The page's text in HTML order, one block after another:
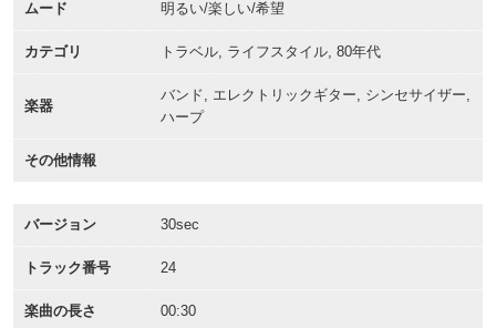
ムード 明るい/楽しい/希望
カテゴリ トラベル, ライフスタイル, 80年代
楽器
バンド, エレクトリックギター, シンセサイザー,
ハープ
その他情報
バージョン 30sec
トラック番号 24
楽曲の長さ 00:30